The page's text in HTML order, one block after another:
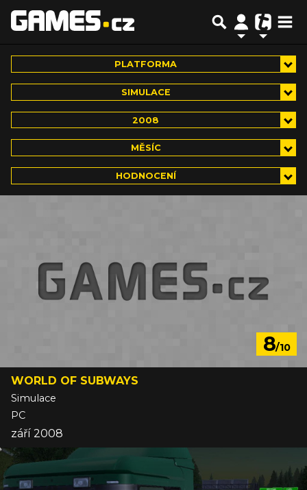
PLATFORMA
SIMULACE
2008
MĚSÍC
HODNOCENÍ
8/10
WORLD OF SUBWAYS
Simulace
PC
září 2008